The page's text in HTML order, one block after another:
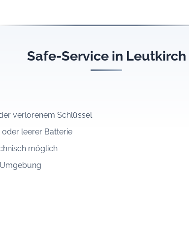
Safe-Service in Leutkirch
verlorenem Schlüssel
leerer Batterie
möglich